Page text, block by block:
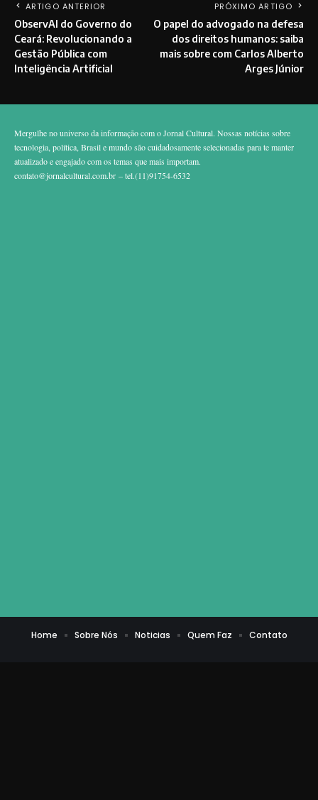
ARTIGO ANTERIOR
ObservAI do Governo do
Ceará: Revolucionando a
Gestão Pública com
Inteligência Artificial
PRÓXIMO ARTIGO
O papel do advogado na defesa
dos direitos humanos: saiba
mais sobre com Carlos Alberto
Arges Júnior
Mergulhe no universo da informação com o Jornal Cultural. Nossas notícias sobre
tecnologia, política, Brasil e mundo são cuidadosamente selecionadas para te manter
atualizado e engajado com os temas que mais importam.
contato@jornalcultural.com.br – tel.(11)91754-6532
Home Sobre Nós Noticias Quem Faz Contato